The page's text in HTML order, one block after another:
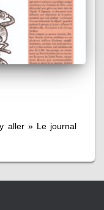
aller » Le journal